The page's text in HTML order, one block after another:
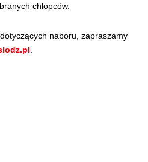
chłopców.
naboru, zapraszamy
.